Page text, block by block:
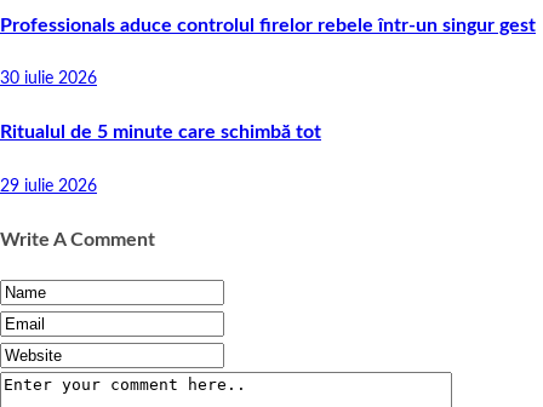
Professionals aduce controlul firelor rebele într-un singur gest
30 iulie 2026
Ritualul de 5 minute care schimbă tot
29 iulie 2026
Write A Comment